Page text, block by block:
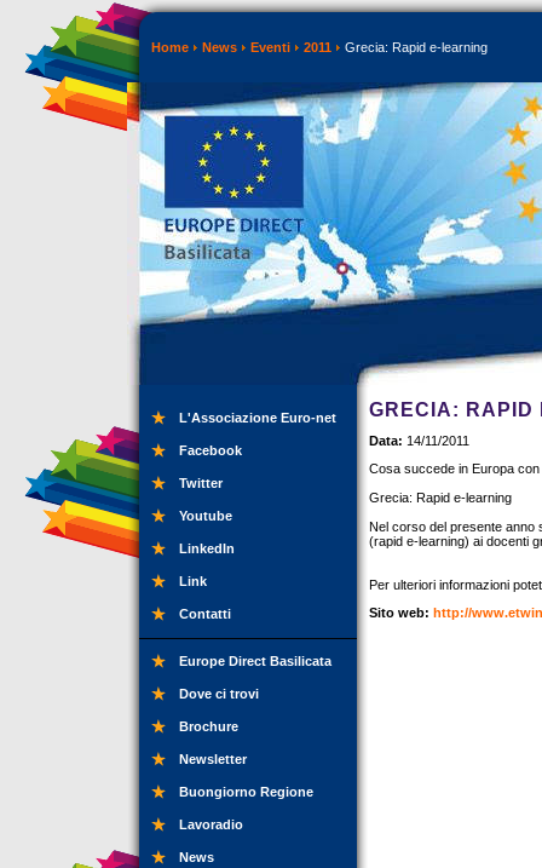
Home News Eventi 2011 Grecia: Rapid e-learning
L'Associazione Euro-net
Facebook
Twitter
Youtube
LinkedIn
Link
Contatti
Europe Direct Basilicata
Dove ci trovi
Brochure
Newsletter
Buongiorno Regione
Lavoradio
News
GRECIA: RAPID
Data: 14/11/2011
Cosa succede in Europa con
Grecia: Rapid e-learning
Nel corso del presente anno
(rapid e-learning) ai docenti
Per ulteriori informazioni
Sito web: http://